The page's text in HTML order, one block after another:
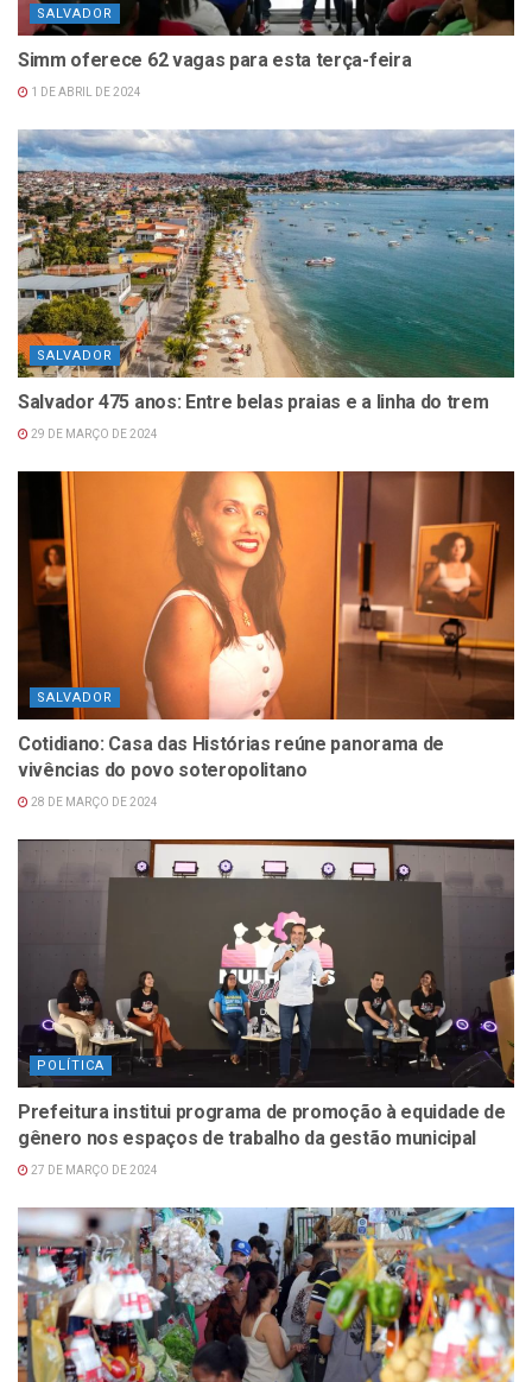
SALVADOR
Simm oferece 62 vagas para esta terça-feira
1 DE ABRIL DE 2024
SALVADOR
Salvador 475 anos: Entre belas praias e a linha do trem
29 DE MARÇO DE 2024
SALVADOR
Cotidiano: Casa das Histórias reúne panorama de
vivências do povo soteropolitano
28 DE MARÇO DE 2024
POLÍTICA
Prefeitura institui programa de promoção à equidade de
gênero nos espaços de trabalho da gestão municipal
27 DE MARÇO DE 2024